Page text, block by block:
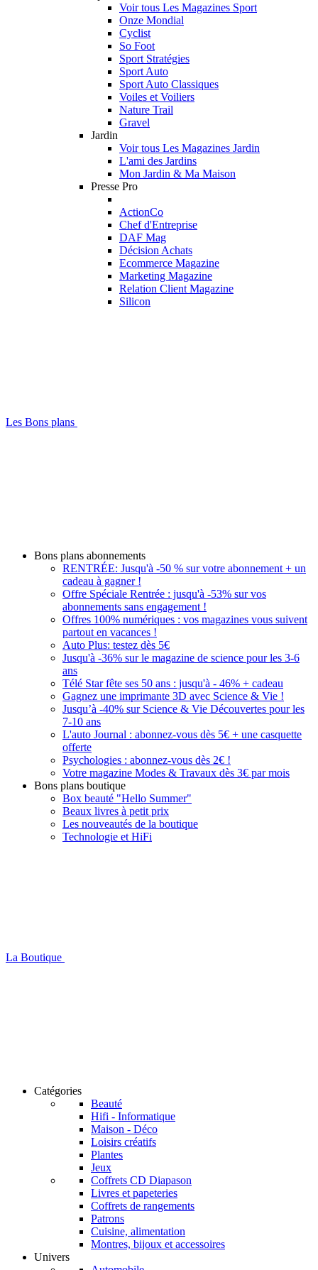
Voir tous Les Magazines Sport
Onze Mondial
Cyclist
So Foot
Sport Stratégies
Sport Auto
Sport Auto Classiques
Voiles et Voiliers
Nature Trail
Gravel
Jardin
Voir tous Les Magazines Jardin
L'ami des Jardins
Mon Jardin & Ma Maison
Presse Pro
ActionCo
Chef d'Entreprise
DAF Mag
Décision Achats
Ecommerce Magazine
Marketing Magazine
Relation Client Magazine
Silicon
Les Bons plans
Bons plans abonnements
RENTRÉE: Jusqu'à -50 % sur votre abonnement + un
cadeau à gagner !
Offre Spéciale Rentrée : jusqu'à -53% sur vos
abonnements sans engagement !
Offres 100% numériques : vos magazines vous suivent
partout en vacances !
Auto Plus: testez dès 5€
Jusqu'à -36% sur le magazine de science pour les 3-6
ans
Télé Star fête ses 50 ans : jusqu'à - 46% + cadeau
Gagnez une imprimante 3D avec Science & Vie !
Jusqu’à -40% sur Science & Vie Découvertes pour les
7-10 ans
L'auto Journal : abonnez-vous dès 5€ + une casquette
offerte
Psychologies : abonnez-vous dès 2€ !
Votre magazine Modes & Travaux dès 3€ par mois
Bons plans boutique
Box beauté "Hello Summer"
Beaux livres à petit prix
Les nouveautés de la boutique
Technologie et HiFi
La Boutique
Catégories
Beauté
Hifi - Informatique
Maison - Déco
Loisirs créatifs
Plantes
Jeux
Coffrets CD Diapason
Livres et papeteries
Coffrets de rangements
Patrons
Cuisine, alimentation
Montres, bijoux et accessoires
Univers